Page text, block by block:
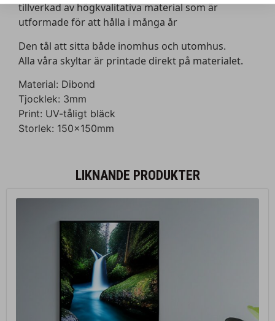
tillverkad av högkvalitativa material som är
utformade för att hålla i många år
Den tål att sitta både inomhus och utomhus.
Alla våra skyltar är printade direkt på materialet.
Material: Dibond
Tjocklek: 3mm
Print: UV-tåligt bläck
Storlek: 150x150mm
LIKNANDE PRODUKTER